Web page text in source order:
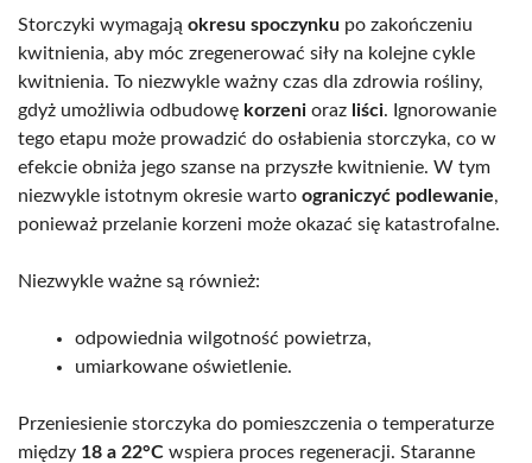
Storczyki wymagają okresu spoczynku po zakończeniu
kwitnienia, aby móc zregenerować siły na kolejne cykle
kwitnienia. To niezwykle ważny czas dla zdrowia rośliny,
gdyż umożliwia odbudowę korzeni oraz liści. Ignorowanie
tego etapu może prowadzić do osłabienia storczyka, co w
efekcie obniża jego szanse na przyszłe kwitnienie. W tym
niezwykle istotnym okresie warto ograniczyć podlewanie,
ponieważ przelanie korzeni może okazać się katastrofalne.
Niezwykle ważne są również:
odpowiednia wilgotność powietrza,
umiarkowane oświetlenie.
Przeniesienie storczyka do pomieszczenia o temperaturze
między 18 a 22°C wspiera proces regeneracji. Staranne